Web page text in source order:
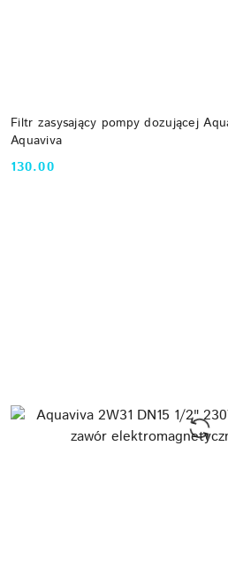
Filtr zasysający pompy dozującej
Aquaviva
Cena:
130.00